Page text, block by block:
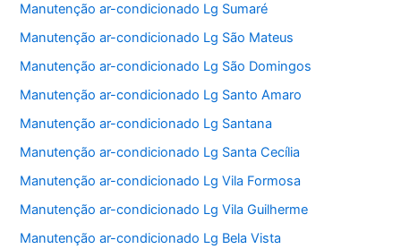
Manutenção ar-condicionado Lg Sumaré
Manutenção ar-condicionado Lg São Mateus
Manutenção ar-condicionado Lg São Domingos
Manutenção ar-condicionado Lg Santo Amaro
Manutenção ar-condicionado Lg Santana
Manutenção ar-condicionado Lg Santa Cecília
Manutenção ar-condicionado Lg Vila Formosa
Manutenção ar-condicionado Lg Vila Guilherme
Manutenção ar-condicionado Lg Bela Vista